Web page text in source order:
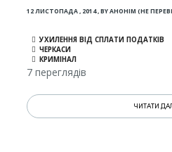
12 ЛИСТОПАДА , 2014,BYАНОНІМ (НЕ
УХИЛЕННЯ ВІД СПЛАТИ ПОДАТКІВ
ЧЕРКАСИ
КРИМІНАЛ
7 переглядів
ЧИТАТИ